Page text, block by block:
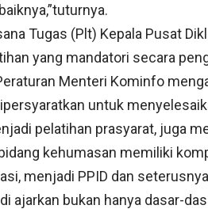
Tugas (Plt) Kepala Pusat
yang mandatori secara
Menteri Kominfo
untuk
pelatihan prasyarat, juga
kehumasan memiliki
menjadi PPID dan
ajarkan bukan hanya dasar-